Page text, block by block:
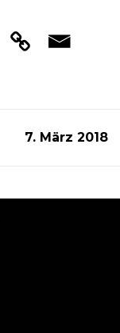
7. März 2018